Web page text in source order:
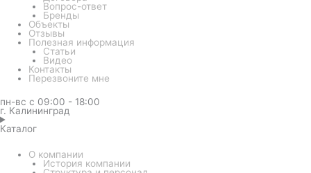
Вопрос-ответ
Бренды
Объекты
Отзывы
Полезная информация
Статьи
Видео
Контакты
Перезвоните мне
пн-вс с 09:00 - 18:00
г. Калининград
Каталог
О компании
История компании